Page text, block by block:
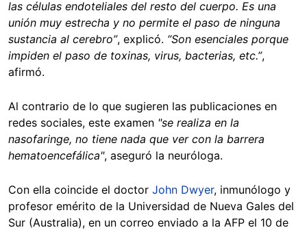
las células endoteliales del resto del cuerpo. Es una
unión muy estrecha y no permite el paso de ninguna
sustancia al cerebro”, explicó. “Son esenciales porque
impiden el paso de toxinas, virus, bacterias, etc.”,
afirmó.
Al contrario de lo que sugieren las publicaciones en
redes sociales, este examen "se realiza en la
nasofaringe, no tiene nada que ver con la barrera
hematoencefálica", aseguró la neuróloga.
Con ella coincide el doctor John Dwyer, inmunólogo y
profesor emérito de la Universidad de Nueva Gales del
Sur (Australia), en un correo enviado a la AFP el 10 de